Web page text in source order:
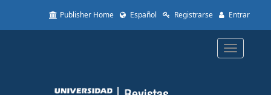
to
Publisher Home Español Registrarse Entrar
Toggle